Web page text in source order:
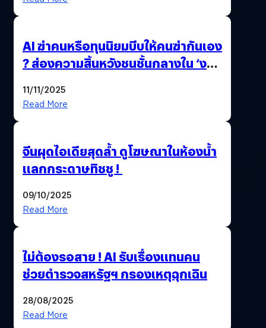
AI ฆ่าคนหรือทุนนิยมบีบให้คนฆ่ากันเอง
? ส่องความสิ้นหวังชนชั้นกลางใน ‘งาน
11/11/2025
Read More
จีนผุดไอเดียสุดล้ำ ดูโฆษณาในห้องน้ำ
แลกกระดาษทิชชู !
09/10/2025
Read More
ไม่ต้องรอสาย ! AI รับเรื่องแทนคน
ช่วยตำรวจสหรัฐฯ กรองเหตุฉุกเฉิน
28/08/2025
Read More